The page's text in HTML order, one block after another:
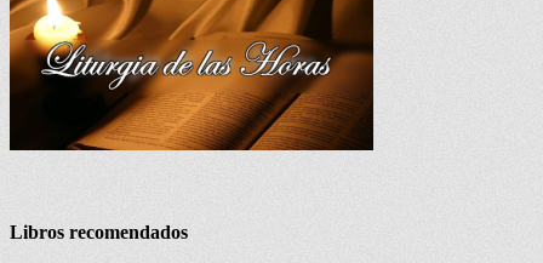
Libros recomendados